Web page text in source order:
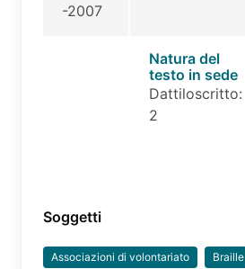
-2007
Natura del
testo in sede
Dattiloscritto:
2
Soggetti
Associazioni di volontariato Braille